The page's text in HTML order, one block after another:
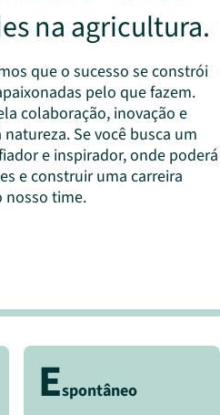
na agricultura.
que o sucesso se constrói
pelo que fazem.
colaboração, inovação e
Se você busca um
e inspirador, onde poderá
e construir uma carreira
nosso time.
Espontâneo